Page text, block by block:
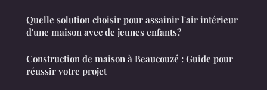
Quelle solution choisir pour assainir l'air intérieur
d'une maison avec de jeunes enfants?
Construction de maison à Beaucouzé : Guide pour
réussir votre projet